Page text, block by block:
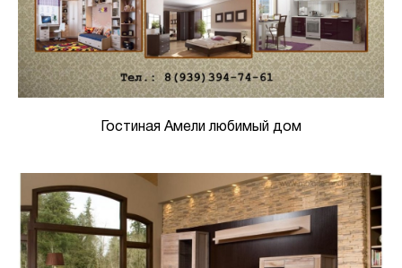
Гостиная Амели любимый дом